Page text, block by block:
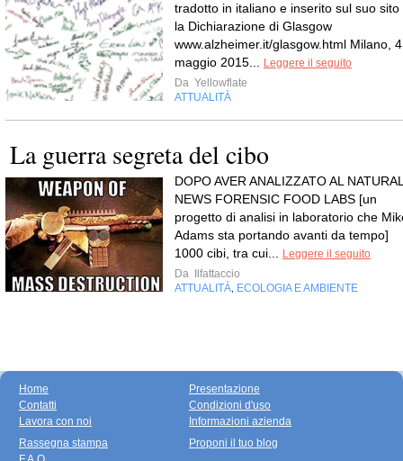
tradotto in italiano e inserito sul suo sito
la Dichiarazione di Glasgow
www.alzheimer.it/glasgow.html Milano, 4
maggio 2015...
Leggere il seguito
Da Yellowflate
ATTUALITÀ
La guerra segreta del cibo
DOPO AVER ANALIZZATO AL NATURAL
NEWS FORENSIC FOOD LABS [un
progetto di analisi in laboratorio che
Adams sta portando avanti da tempo]
1000 cibi, tra cui...
Leggere il seguito
Da
Ilfattaccio
ATTUALITÀ ECOLOGIA E AMBIENTE
Home
Contatti
Lavora con noi
Presentazione
Condizioni d'uso
Informazioni azienda
Rassegna stampa
Proponi il tuo blog